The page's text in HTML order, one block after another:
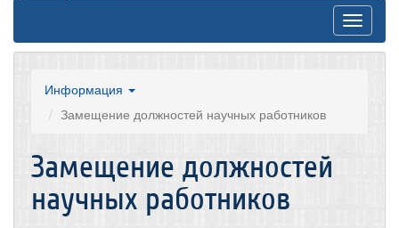
Toggle
Информация
Замещение должностей научных работников
Замещение должностей
научных работников